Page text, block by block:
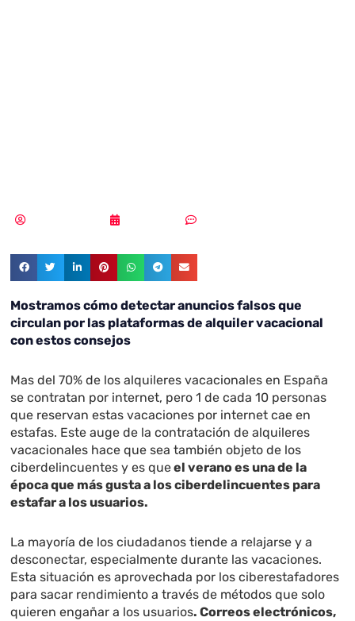
Mostramos cómo detectar anuncios falsos que
circulan por las plataformas de alquiler vacacional
con estos consejos
Mas del 70% de los alquileres vacacionales en España
se contratan por internet, pero 1 de cada 10 personas
que reservan estas vacaciones por internet cae en
estafas. Este auge de la contratación de alquileres
vacacionales hace que sea también objeto de los
ciberdelincuentes y es queel verano es una de la
época que más gusta a los ciberdelincuentes para
estafar a los usuarios.
La mayoría de los ciudadanos tiende a relajarse y a
desconectar, especialmente durante las vacaciones.
Esta situación es aprovechada por los ciberestafadores
para sacar rendimiento a través de métodos que solo
quieren engañar a los usuarios. Correos electrónicos,